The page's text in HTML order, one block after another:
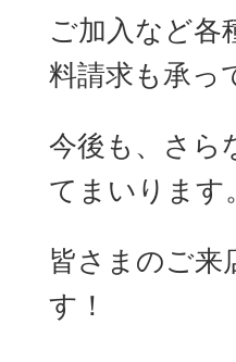
ご加入など各
料請求も承っ
今後も、さら
てまいります。
皆さまのご来
す！